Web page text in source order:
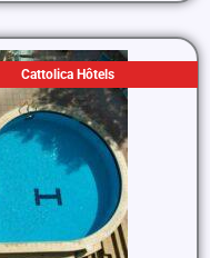
Cattolica Hôtels